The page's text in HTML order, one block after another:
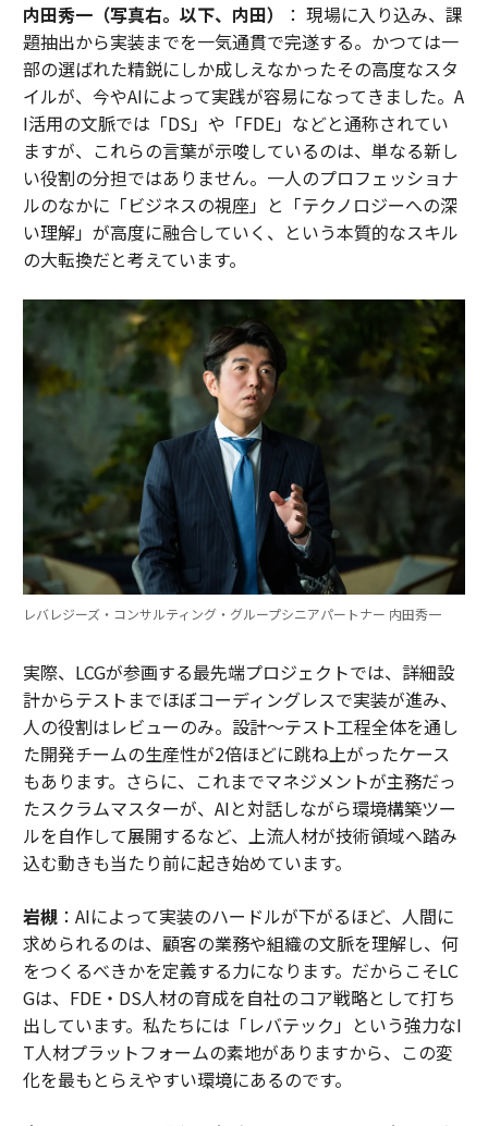
内田秀一（写真右。以下、内田）
： 現場に入り込み、課
題抽出から実装までを一気通貫で完遂する。かつては一
部の選ばれた精鋭にしか成しえなかったその高度なスタ
イルが、今やAIによって実践が容易になってきました。A
I活用の文脈では「DS」や「FDE」などと通称されてい
ますが、これらの言葉が示唆しているのは、単なる新し
い役割の分担ではありません。一人のプロフェッショナ
ルのなかに「ビジネスの視座」と「テクノロジーへの深
い理解」が高度に融合していく、という本質的なスキル
の大転換だと考えています。
レバレジーズ・コンサルティング・グループシニアパートナー 内田秀一
実際、LCGが参画する最先端プロジェクトでは、詳細設
計からテストまでほぼコーディングレスで実装が進み、
人の役割はレビューのみ。設計～テスト工程全体を通し
た開発チームの生産性が2倍ほどに跳ね上がったケース
もあります。さらに、これまでマネジメントが主務だっ
たスクラムマスターが、AIと対話しながら環境構築ツー
ルを自作して展開するなど、上流人材が技術領域へ踏み
込む動きも当たり前に起き始めています。
岩槻：AIによって実装のハードルが下がるほど、人間に
求められるのは、顧客の業務や組織の文脈を理解し、何
をつくるべきかを定義する力になります。だからこそLC
Gは、FDE・DS人材の育成を自社のコア戦略として打ち
出しています。私たちには「レバテック」という強力なI
T人材プラットフォームの素地がありますから、この変
化を最もとらえやすい環境にあるのです。